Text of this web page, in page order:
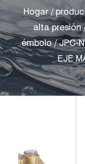
Hogar/
alta presión
émbolo/JPC-
EJE